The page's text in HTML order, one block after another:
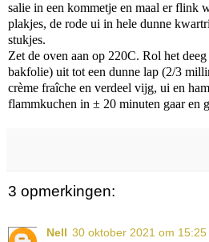
salie in een kommetje en maal er flink
plakjes, de rode ui in hele dunne
stukjes.
Zet de oven aan op 220C. Rol het
bakfolie) uit tot een dunne lap (2/3
crème fraîche en verdeel vijg, ui en
flammkuchen in ± 20 minuten gaar en
3 opmerkingen:
Nell 30 oktober 2021 om 15:25